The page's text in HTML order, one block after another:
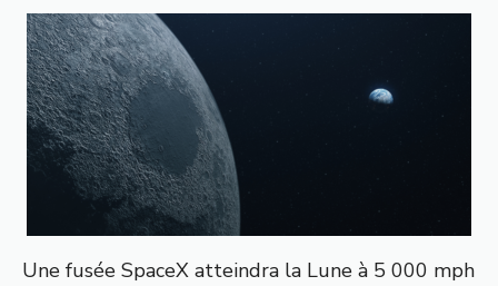
Une fusée SpaceX atteindra la Lune à 5 000 mph